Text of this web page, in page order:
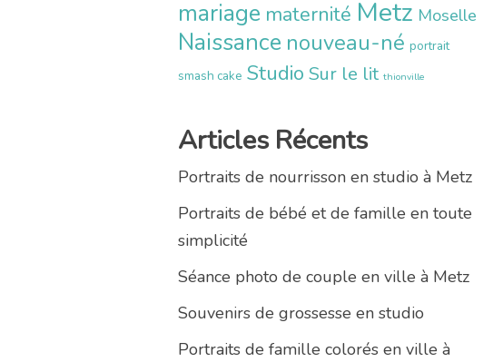
mariage maternité Metz Moselle
Naissance nouveau-né portrait
smash cake Studio Sur le lit thionville
Articles Récents
Portraits de nourrisson en studio à Metz
Portraits de bébé et de famille en toute
simplicité
Séance photo de couple en ville à Metz
Souvenirs de grossesse en studio
Portraits de famille colorés en ville à